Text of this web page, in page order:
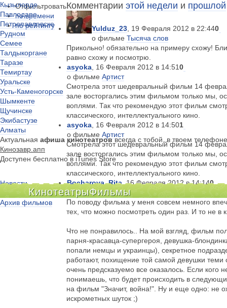
Кызылорде
Павлодаре
Петропавловске
Рудном
Семее
Талдыкоргане
Таразе
Темиртау
Уральске
Усть-Каменогорске
Шымкенте
Щучинске
Экибастузе
Алматы
Актуальная афиша кинотеатроввсегда с тобой, в твоем телефоне
Кинозавр.апп
Доступен бесплатно в iTunes Store
КинотеатрыФильмы
Новости
Киноклубы
Архив фильмов
Отфильтровать
по времени
по рейтингу
Комментарии этой недели и прошлой
Yulduz_23, 19 Февраля 2012 в 22:44
о фильме Тысяча слов
0
Прикольно! обязательно на примеру схожу!
равно схожу и посмотрю.
asyoka, 16 Февраля 2012 в 14:51
о фильме Артист
0
Смотрела этот шедевральный фильм 14
зале восторгались этим фильмом только мы,
воплями. Так что рекомендую этот фильм
классического, интеллектуального кино.
asyoka, 16 Февраля 2012 в 14:50
о фильме Артист
1
Смотрела этот шедевральный фильм 14
зале восторгались этим фильмом только мы,
воплями. Так что рекомендую этот фильм
классического, интеллектуального кино.
Bocharova_Rita, 16 Февраля 2012 в 14:14
о фильмеЗначит, война
0
По поводу фильма у меня совсем немного
тех, что можно посмотреть один раз. И то не в
Что не понравилось.. На мой взгляд, фильм
парня-красавца-супергероя, девушка-
попали немцы и украинцы), секретное
работают, похищение той самой девушки
очень предсказуемо все оказалось. Если кого
понимаешь, что будет происходить в
на фильм "Значит, война!". Ну и еще одно: не
искрометных шуток ;)